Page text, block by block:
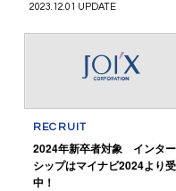
2023.12.01 UPDATE
RECRUIT
2024年新卒者対象 インタ
シップはマイナビ2024より
中！